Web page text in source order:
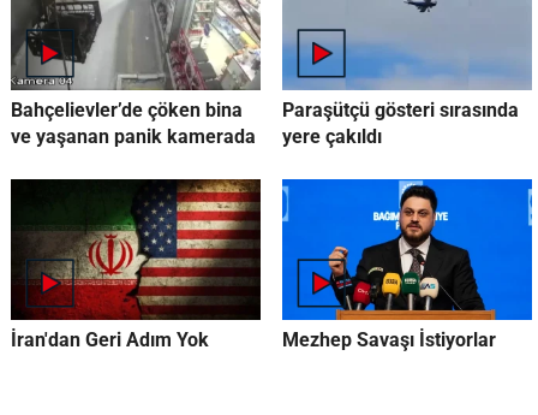
Bahçelievler’de çöken bina
ve yaşanan panik kamerada
Paraşütçü gösteri sırasında
yere çakıldı
İran'dan Geri Adım Yok Mezhep Savaşı İstiyorlar